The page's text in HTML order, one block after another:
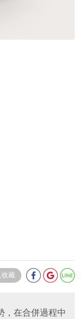
藏
，在合併過程中